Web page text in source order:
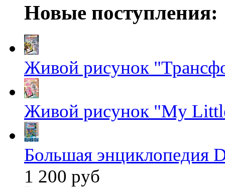
Новые поступления:
Живой рисунок
Живой рисунок "My
Большая энциклопедия
1 200 руб